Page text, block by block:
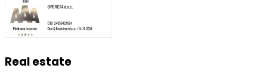
Real estate